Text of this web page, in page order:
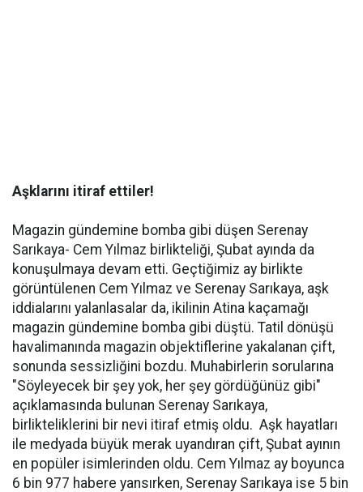
Aşklarını itiraf ettiler!
Magazin gündemine bomba gibi düşen Serenay
Sarıkaya- Cem Yılmaz birlikteliği, Şubat ayında da
konuşulmaya devam etti. Geçtiğimiz ay birlikte
görüntülenen Cem Yılmaz ve Serenay Sarıkaya, aşk
iddialarını yalanlasalar da, ikilinin Atina kaçamağı
magazin gündemine bomba gibi düştü. Tatil dönüşü
havalimanında magazin objektiflerine yakalanan çift,
sonunda sessizliğini bozdu. Muhabirlerin sorularına
"Söyleyecek bir şey yok, her şey gördüğünüz gibi"
açıklamasında bulunan Serenay Sarıkaya,
birlikteliklerini bir nevi itiraf etmiş oldu. Aşk hayatları
ile medyada büyük merak uyandıran çift, Şubat ayının
en popüler isimlerinden oldu. Cem Yılmaz ay boyunca
6 bin 977 habere yansırken, Serenay Sarıkaya ise 5 bin